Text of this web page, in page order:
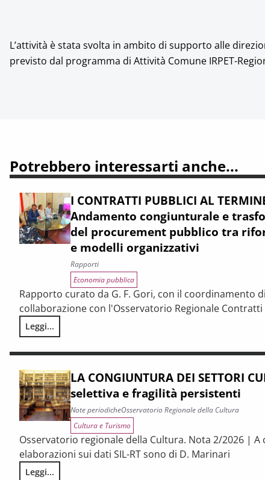
L’attività è stata svolta in ambito di supporto alle
previsto dal programma di Attività Comune IRPET-
Potrebbero interessarti anche...
I CONTRATTI PUBBLICI AL
Andamento congiunturale e
del procurement pubblico tra
e modelli organizzativi
Rapporti
Economia pubblica
Rapporto curato da G. F. Gori, con il coordinamento
collaborazione con l'Osservatorio Regionale Contratti
Leggi...
I CONTRATTI PUBBLICI AL TERMINE DEL PNRR –
LA CONGIUNTURA DEI SETTORI
selettiva e fragilità persistenti
Note periodicheOsservatorio Regionale della Cultura
Cultura e Turismo
Osservatorio regionale della Cultura. Nota 2/2026 | A
elaborazioni sui dati SIL-RT sono di D. Marinari
Leggi...